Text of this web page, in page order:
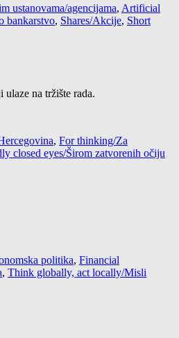
ustanovama/agencijama, Artificial
bankarstvo, Shares/Akcije, Short
na tržište rada.
, For thinking/Za
closed eyes/Širom zatvorenih očiju
politika, Financial
, Think globally, act locally/Misli